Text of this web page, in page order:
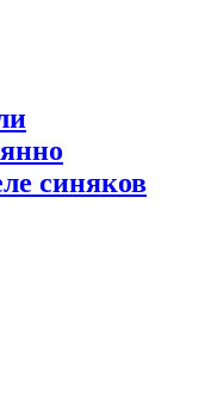
синяков